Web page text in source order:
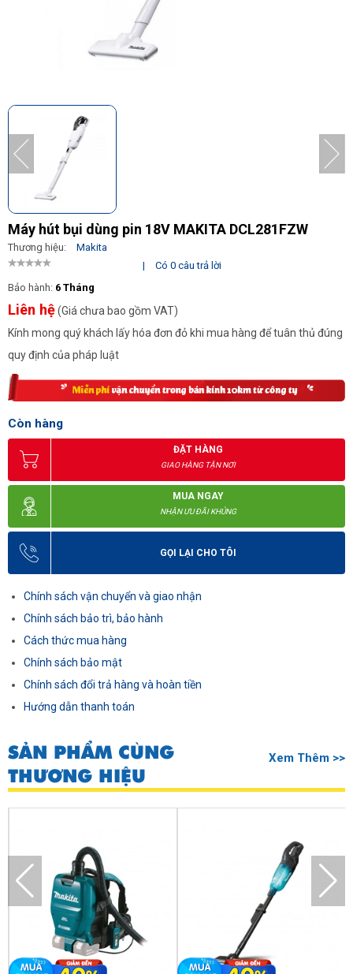
Máy hút bụi dùng pin 18V MAKITA DCL281FZW
Thương hiệu:
Makita
|
Có 0 câu trả lời
Bảo hành: 6 Tháng
Liên hệ(Giá chưa bao gồm VAT)
Kính mong quý khách lấy hóa đơn đỏ khi mua hàng để tuân thủ đúng
quy định của pháp luật
Còn hàng
ĐẶT HÀNG
GIAO HÀNG TẬN NƠI
MUA NGAY
NHẬN ƯU ĐÃI KHỦNG
GỌI LẠI CHO TÔI
Chính sách vận chuyển và giao nhận
Chính sách bảo trì, bảo hành
Cách thức mua hàng
Chính sách bảo mật
Chính sách đổi trả hàng và hoàn tiền
Hướng dẫn thanh toán
SẢN PHẨM CÙNG
THƯƠNG HIỆU
Xem Thêm >>